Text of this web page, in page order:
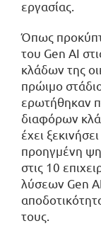
εργασίας.
Όπως
του Gen AI
κλάδων της
πρώιμο
ερωτήθηκαν
διαφόρων
έχει
προηγμένη
στις 10
λύσεων Gen
τους.